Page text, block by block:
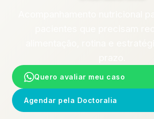
Quero avaliar meu caso
Agendar pela Doctoralia